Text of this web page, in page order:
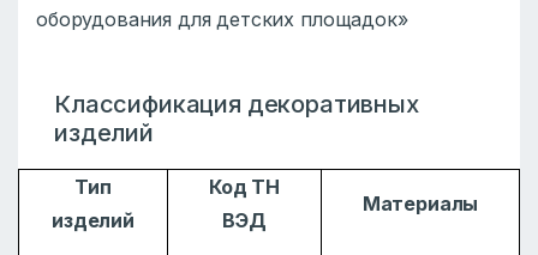
оборудования для детских площадок»
Классификация декоративных
изделий
Тип
изделий
Код ТН
ВЭД
Материалы